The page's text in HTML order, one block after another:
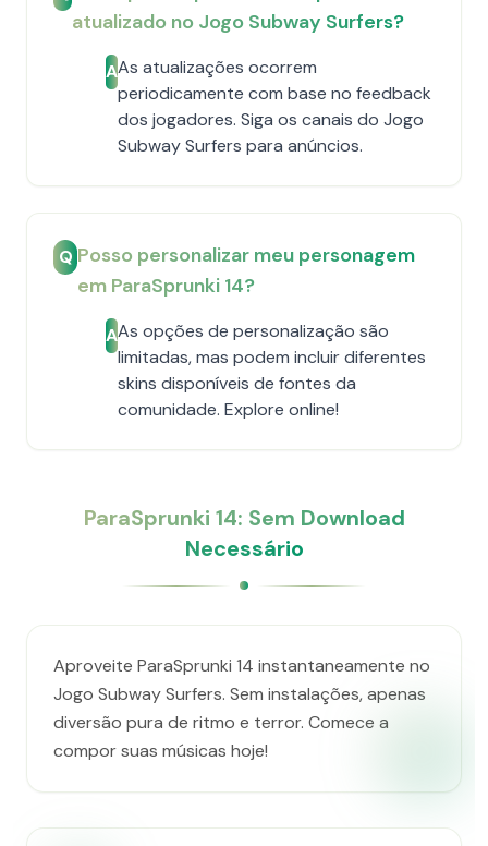
atualizado no Jogo Subway Surfers?
AAs atualizações ocorrem
periodicamente com base no feedback
dos jogadores. Siga os canais do Jogo
Subway Surfers para anúncios.
Q Posso personalizar meu personagem
em ParaSprunki 14?
AAs opções de personalização são
limitadas, mas podem incluir diferentes
skins disponíveis de fontes da
comunidade. Explore online!
ParaSprunki 14: Sem Download
Necessário
Aproveite ParaSprunki 14 instantaneamente no
Jogo Subway Surfers. Sem instalações, apenas
diversão pura de ritmo e terror. Comece a
compor suas músicas hoje!